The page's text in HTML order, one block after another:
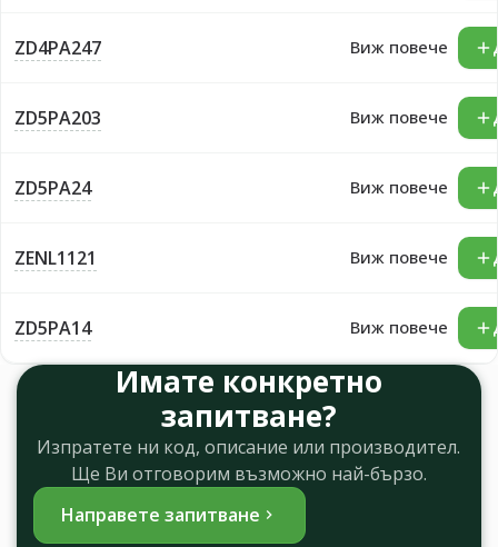
ZD4PA247 Виж повече
ZD5PA203 Виж повече
ZD5PA24 Виж повече
ZENL1121 Виж повече
ZD5PA14 Виж повече
Имате конкретно
запитване?
Изпратете ни код, описание или производител.
Ще Ви отговорим възможно най-бързо.
Направете запитване